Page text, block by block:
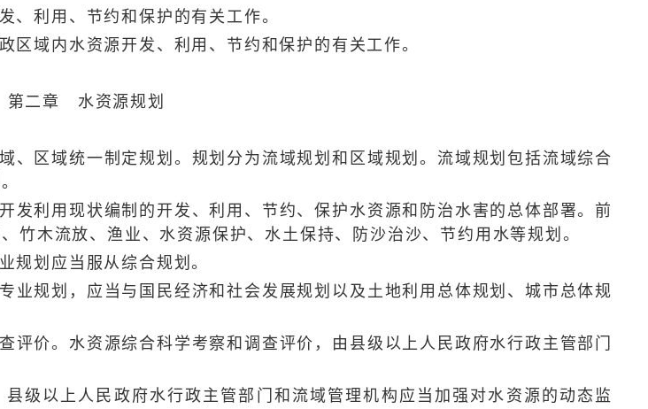
利用、节约和保护的有关工作。
域内水资源开发、利用、节约和保护的有关工作。
章 水资源规划
区域统一制定规划。规划分为流域规划和区域规划。流域规划包括流域综合
利用现状编制的开发、利用、节约、保护水资源和防治水害的总体部署。前
木流放、渔业、水资源保护、水土保持、防沙治沙、节约用水等规划。
划应当服从综合规划。
规划，应当与国民经济和社会发展规划以及土地利用总体规划、城市总体规
。水资源综合科学考察和调查评价，由县级以上人民政府水行政主管部门
以上人民政府水行政主管部门和流域管理机构应当加强对水资源的动态监